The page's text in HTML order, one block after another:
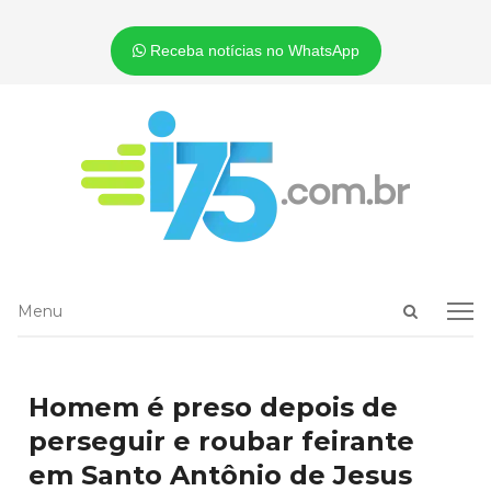
Receba notícias no WhatsApp
Open
Menu
Menu
Homem é preso depois de
perseguir e roubar feirante
em Santo Antônio de Jesus